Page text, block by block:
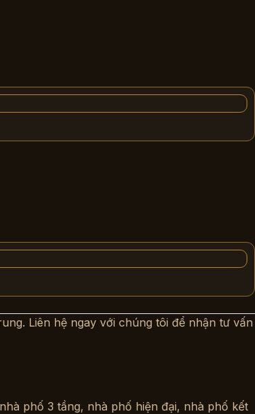
Liên hệ ngay với chúng tôi để nhận tư vấn
nhà phố 3 tầng, nhà phố hiện đại, nhà phố kết